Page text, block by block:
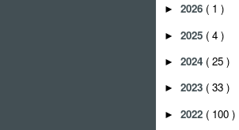
► 2026 ( 1 )
► 2025 ( 4 )
► 2024 ( 25 )
► 2023 ( 33 )
► 2022 ( 100 )